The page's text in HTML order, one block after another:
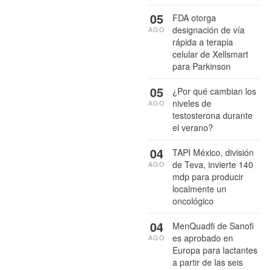
FDA otorga
designación de vía
rápida a terapia
celular de Xellsmart
para Parkinson
05
AGO
¿Por qué cambian los
niveles de
testosterona durante
el verano?
05
AGO
TAPI México, división
de Teva, invierte 140
mdp para producir
localmente un
oncológico
04
AGO
MenQuadfi de Sanofi
es aprobado en
Europa para lactantes
a partir de las seis
04
AGO